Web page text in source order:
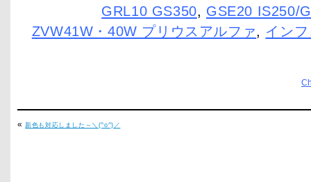
GRL10 GS350, GSE20 IS250/
ZVW41W・40W プリウスアルファ, イン
«新色も対応しました～＼(^o^)／